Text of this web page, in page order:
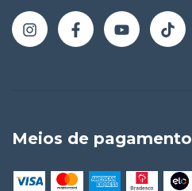
Meios de pagamento